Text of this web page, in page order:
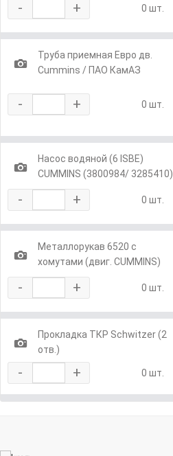
- + 0 шт.
1
Труба приемная Евро дв.
Cummins / ПАО КамАЗ
- + 0 шт.
1
Насос водяной (6 ISBE)
CUMMINS (3800984/ 3285410)
- + 0 шт.
1
Металлорукав 6520 с
хомутами (двиг. CUMMINS)
- + 0 шт.
1
Прокладка ТКР Schwitzer (2
отв.)
- + 0 шт.